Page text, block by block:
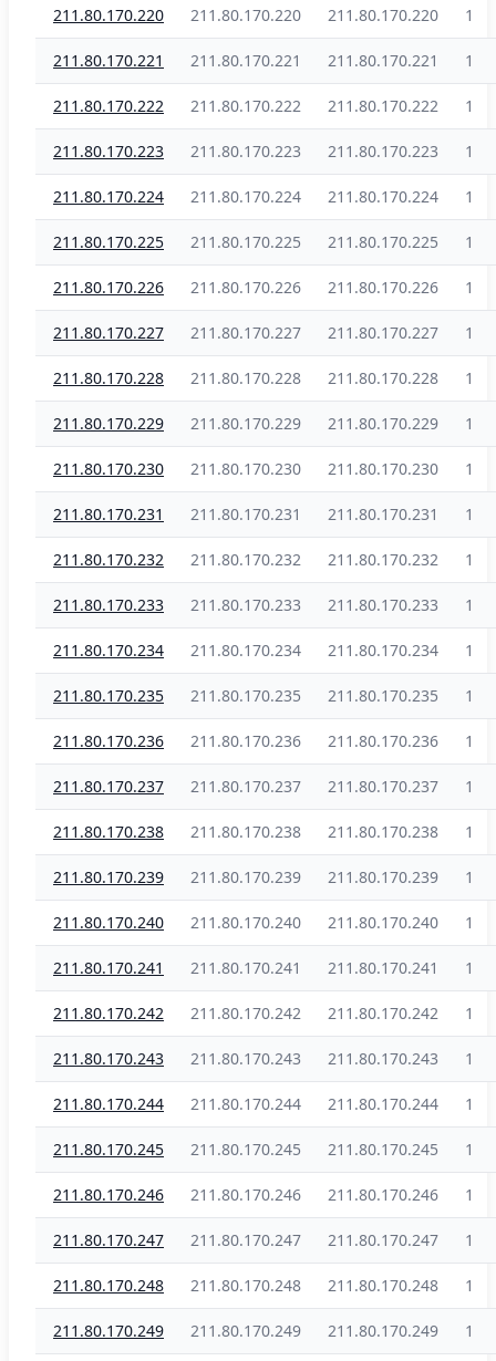
211.80.170.220 211.80.170.220 211.80.170.220 1
211.80.170.221 211.80.170.221 211.80.170.221 1
211.80.170.222 211.80.170.222 211.80.170.222 1
211.80.170.223 211.80.170.223 211.80.170.223 1
211.80.170.224 211.80.170.224 211.80.170.224 1
211.80.170.225 211.80.170.225 211.80.170.225 1
211.80.170.226 211.80.170.226 211.80.170.226 1
211.80.170.227 211.80.170.227 211.80.170.227 1
211.80.170.228 211.80.170.228 211.80.170.228 1
211.80.170.229 211.80.170.229 211.80.170.229 1
211.80.170.230 211.80.170.230 211.80.170.230 1
211.80.170.231 211.80.170.231 211.80.170.231 1
211.80.170.232 211.80.170.232 211.80.170.232 1
211.80.170.233 211.80.170.233 211.80.170.233 1
211.80.170.234 211.80.170.234 211.80.170.234 1
211.80.170.235 211.80.170.235 211.80.170.235 1
211.80.170.236 211.80.170.236 211.80.170.236 1
211.80.170.237 211.80.170.237 211.80.170.237 1
211.80.170.238 211.80.170.238 211.80.170.238 1
211.80.170.239 211.80.170.239 211.80.170.239 1
211.80.170.240 211.80.170.240 211.80.170.240 1
211.80.170.241 211.80.170.241 211.80.170.241 1
211.80.170.242 211.80.170.242 211.80.170.242 1
211.80.170.243 211.80.170.243 211.80.170.243 1
211.80.170.244 211.80.170.244 211.80.170.244 1
211.80.170.245 211.80.170.245 211.80.170.245 1
211.80.170.246 211.80.170.246 211.80.170.246 1
211.80.170.247 211.80.170.247 211.80.170.247 1
211.80.170.248 211.80.170.248 211.80.170.248 1
211.80.170.249 211.80.170.249 211.80.170.249 1